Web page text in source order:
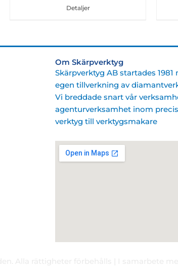
Detaljer
Om Skärpverktyg
Skärpverktyg AB startades 1981
egen tillverkning av
Vi breddade snart vår
agenturverksamhet inom
verktyg till verktygsmakare